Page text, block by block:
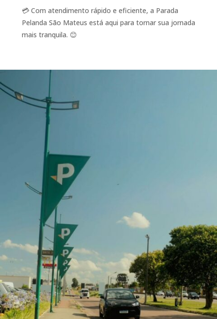
💳 Com atendimento rápido e eficiente, a Parada
Pelanda São Mateus está aqui para tornar sua jornada
mais tranquila. 😊